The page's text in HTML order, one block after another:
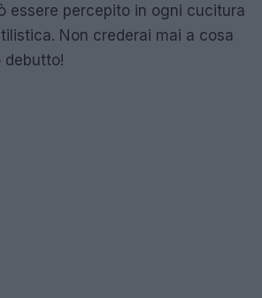
essere percepito in ogni cucitura
Non crederai mai a cosa
debutto!